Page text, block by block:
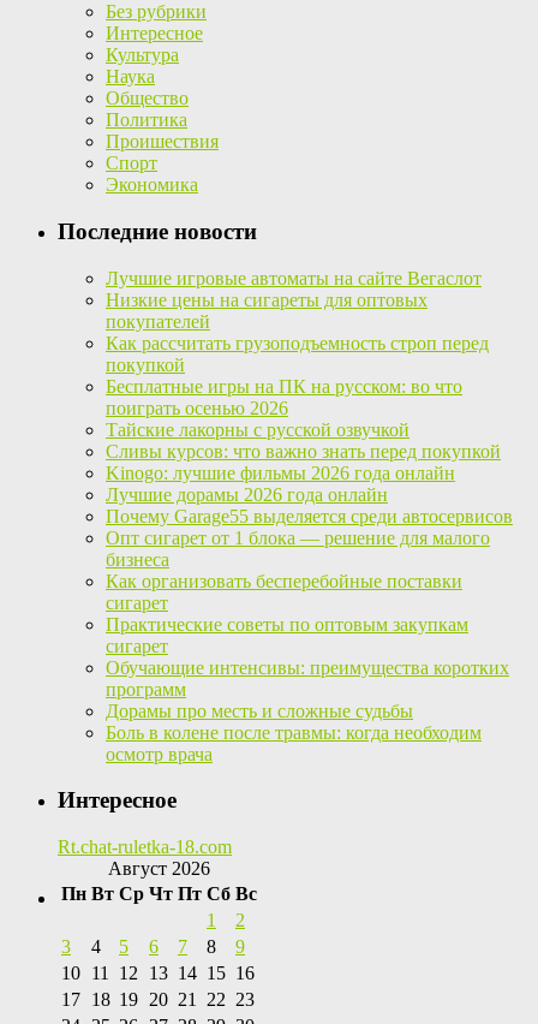
Без рубрики
Интересное
Культура
Наука
Общество
Политика
Проишествия
Спорт
Экономика
Последние новости
Лучшие игровые автоматы на сайте Вегаслот
Низкие цены на сигареты для оптовых
покупателей
Как рассчитать грузоподъемность строп перед
покупкой
Бесплатные игры на ПК на русском: во что
поиграть осенью 2026
Тайские лакорны с русской озвучкой
Сливы курсов: что важно знать перед покупкой
Kinogo: лучшие фильмы 2026 года онлайн
Лучшие дорамы 2026 года онлайн
Почему Garage55 выделяется среди автосервисов
Опт сигарет от 1 блока — решение для малого
бизнеса
Как организовать бесперебойные поставки
сигарет
Практические советы по оптовым закупкам
сигарет
Обучающие интенсивы: преимущества коротких
программ
Дорамы про месть и сложные судьбы
Боль в колене после травмы: когда необходим
осмотр врача
Интересное
Rt.chat-ruletka-18.com
Август 2026
Пн Вт Ср Чт Пт Сб Вс
1
2
3
4 5 6 7 8
9
10 11 12 13 14 15 16
17 18 19 20 21 22 23